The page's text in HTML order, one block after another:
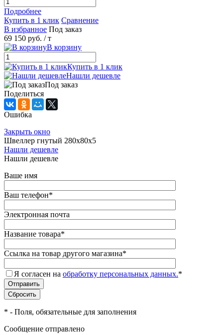
Подробнее
Купить в 1 клик Сравнение
В избранное Под заказ
69 150 руб. / т
В корзину
Купить в 1 клик
Нашли дешевле
Под заказ
Поделиться
Ошибка
Закрыть окно
Швеллер гнутый 280х80х5
Нашли дешевле
Нашли дешевле
Ваше имя
Ваш телефон*
Электронная почта
Название товара*
Ссылка на товар другого магазина*
Я согласен на обработку персональных данных.*
* - Поля, обязательные для заполнения
Сообщение отправлено